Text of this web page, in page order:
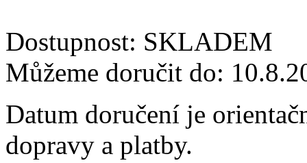
Dostupnost: SKLADEM
Můžeme doručit do:
Datum doručení je
dopravy a platby.